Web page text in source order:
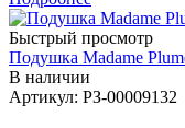
Быстрый просмотр
Подушка Madame
В наличии
Артикул: РЗ-00009132